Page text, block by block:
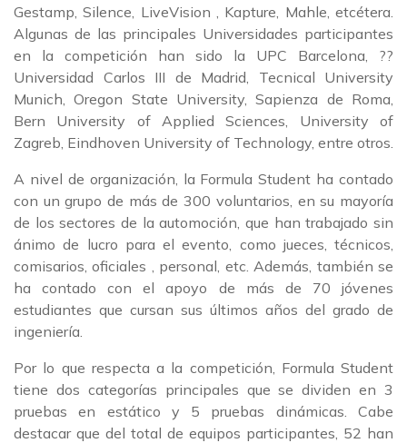
Gestamp, Silence, LiveVision , Kapture, Mahle, etcétera.
Algunas de las principales Universidades participantes
en la competición han sido la UPC Barcelona, ??
Universidad Carlos III de Madrid, Tecnical University
Munich, Oregon State University, Sapienza de Roma,
Bern University of Applied Sciences, University of
Zagreb, Eindhoven University of Technology, entre otros.
A nivel de organización, la Formula Student ha contado
con un grupo de más de 300 voluntarios, en su mayoría
de los sectores de la automoción, que han trabajado sin
ánimo de lucro para el evento, como jueces, técnicos,
comisarios, oficiales , personal, etc. Además, también se
ha contado con el apoyo de más de 70 jóvenes
estudiantes que cursan sus últimos años del grado de
ingeniería.
Por lo que respecta a la competición, Formula Student
tiene dos categorías principales que se dividen en 3
pruebas en estático y 5 pruebas dinámicas. Cabe
destacar que del total de equipos participantes, 52 han